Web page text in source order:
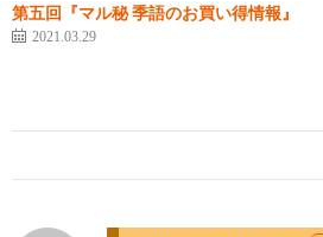
第五回『マル秘 季語のお買い得情報』
2021.03.29